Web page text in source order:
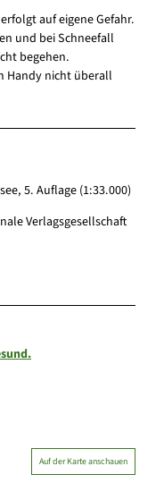
auf eigene Gefahr.
und bei Schneefall
begehen.
Handy nicht überall
5. Auflage (1:33.000)
Verlagsgesellschaft
Auf der Karte anschauen